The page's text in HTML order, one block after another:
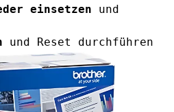
einsetzen und
und Reset durchführen